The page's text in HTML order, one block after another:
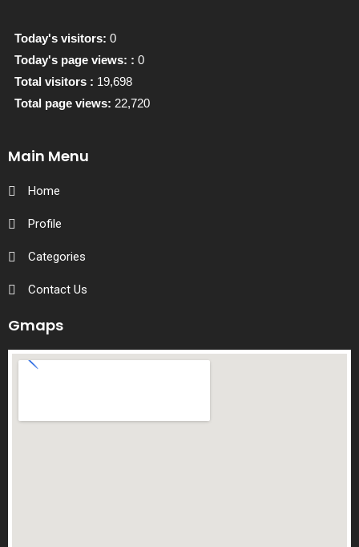
Today's visitors: 0
Today's page views: : 0
Total visitors : 19,698
Total page views: 22,720
Main Menu
Home
Profile
Categories
Contact Us
Gmaps